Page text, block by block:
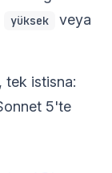
yüksek veya
tek istisna:
5'te